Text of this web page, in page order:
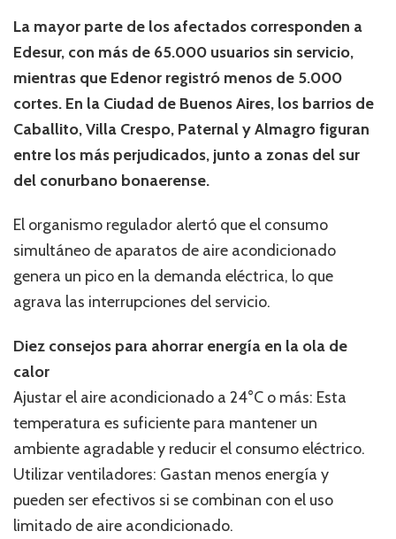
La mayor parte de los afectados corresponden a
Edesur, con más de 65.000 usuarios sin servicio,
mientras que Edenor registró menos de 5.000
cortes. En la Ciudad de Buenos Aires, los barrios de
Caballito, Villa Crespo, Paternal y Almagro figuran
entre los más perjudicados, junto a zonas del sur
del conurbano bonaerense.
El organismo regulador alertó que el consumo
simultáneo de aparatos de aire acondicionado
genera un pico en la demanda eléctrica, lo que
agrava las interrupciones del servicio.
Diez consejos para ahorrar energía en la ola de
calor
Ajustar el aire acondicionado a 24°C o más: Esta
temperatura es suficiente para mantener un
ambiente agradable y reducir el consumo eléctrico.
Utilizar ventiladores: Gastan menos energía y
pueden ser efectivos si se combinan con el uso
limitado de aire acondicionado.